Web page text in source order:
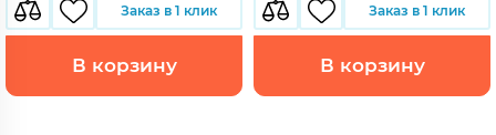
Заказ в 1 клик
В корзину
Заказ в 1 клик
В корзину